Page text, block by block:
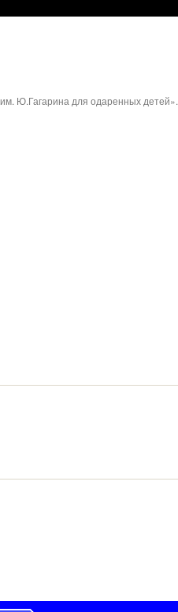
Ю.Гагарина для одаренных детей».